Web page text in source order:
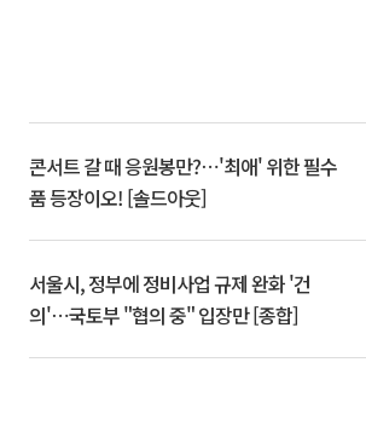
콘서트 갈 때 응원봉만?⋯'최애' 위한 필수
품 등장이오! [솔드아웃]
서울시, 정부에 정비사업 규제 완화 '건
의'⋯국토부 "협의 중" 입장만 [종합]